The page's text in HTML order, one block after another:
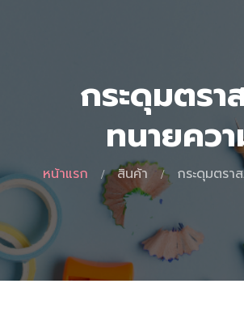
กระดุมตรา
ทนายคว
หน้าแรก สินค้า กระดุมตรา